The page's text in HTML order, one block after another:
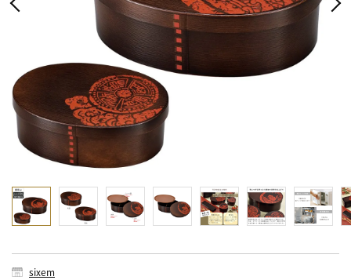
sixem